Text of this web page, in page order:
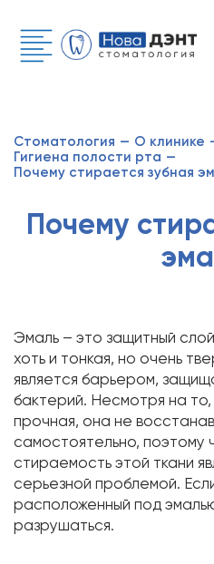
Стоматология — О клинике
Гигиена полости рта —
Почему стирается зубная
Почему
Эмаль – это защитный
хоть и тонкая, но очень
является барьером,
бактерий. Несмотря на то,
прочная, она не
самостоятельно, поэтому
стираемость этой ткани
серьезной проблемой.
расположенный под
разрушаться.